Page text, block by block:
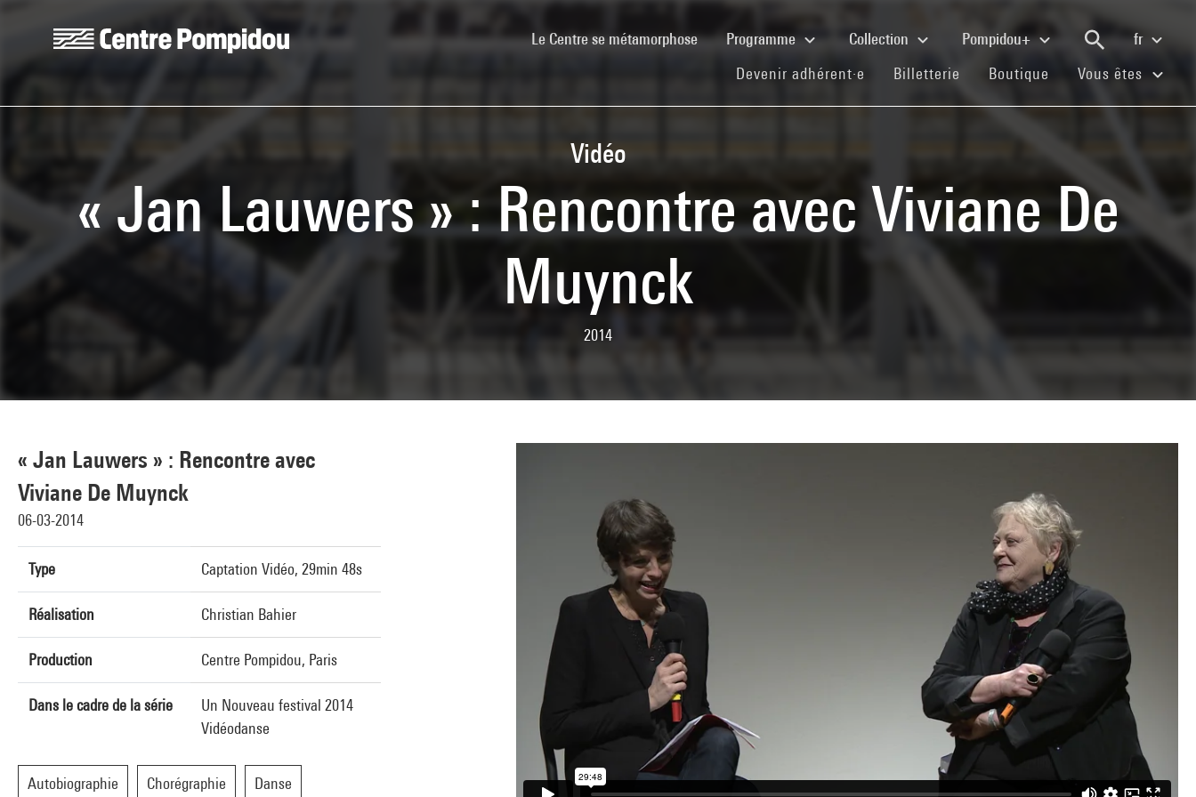
Le Centre se métamorphose(current)Programme Collection Pompidou+
fr
Devenir adhérent·e (current)
Billetterie (current)
Boutique (current)
Vous êtes
Vidéo
« Jan Lauwers » : Rencontre avec Viviane De
Muynck
2014
« Jan Lauwers » : Rencontre avec
Viviane De Muynck
06-03-2014
Type Captation Vidéo, 29min 48s
Réalisation Christian Bahier
Production Centre Pompidou, Paris
Dans le cadre de la série
Un Nouveau festival 2014
Vidéodanse
Autobiographie Chorégraphie Danse